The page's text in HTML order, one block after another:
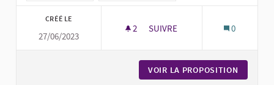
CRÉÉ LE
27/06/2023
2 2 ABONNÉS
SUIVRE 0
VOIR LA PROPOSITION